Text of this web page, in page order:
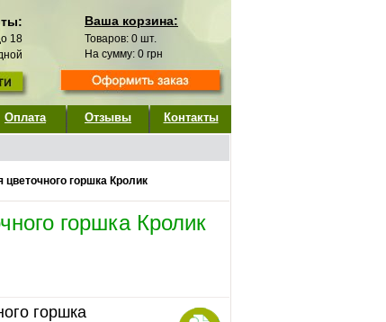
18
Ваша корзина:
Товаров: 0 шт.
На сумму: 0 грн
Оплата Отзывы Контакты
цветочного горшка Кролик
горшка Кролик
горшка